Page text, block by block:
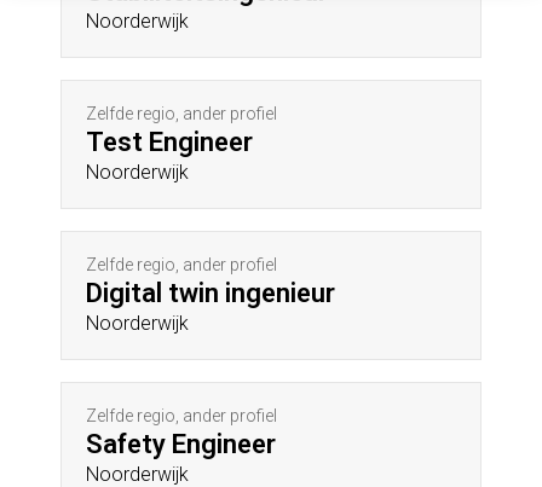
Noorderwijk
Zelfde regio, ander profiel
Test Engineer
Noorderwijk
Zelfde regio, ander profiel
Digital twin ingenieur
Noorderwijk
Zelfde regio, ander profiel
Safety Engineer
Noorderwijk